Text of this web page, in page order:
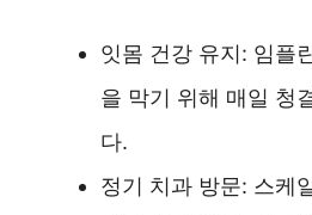
잇몸 건강 유지: 임플
을 막기 위해 매일 청
다.
정기 치과 방문: 스케